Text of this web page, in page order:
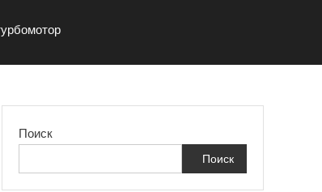
Поиск
Поиск